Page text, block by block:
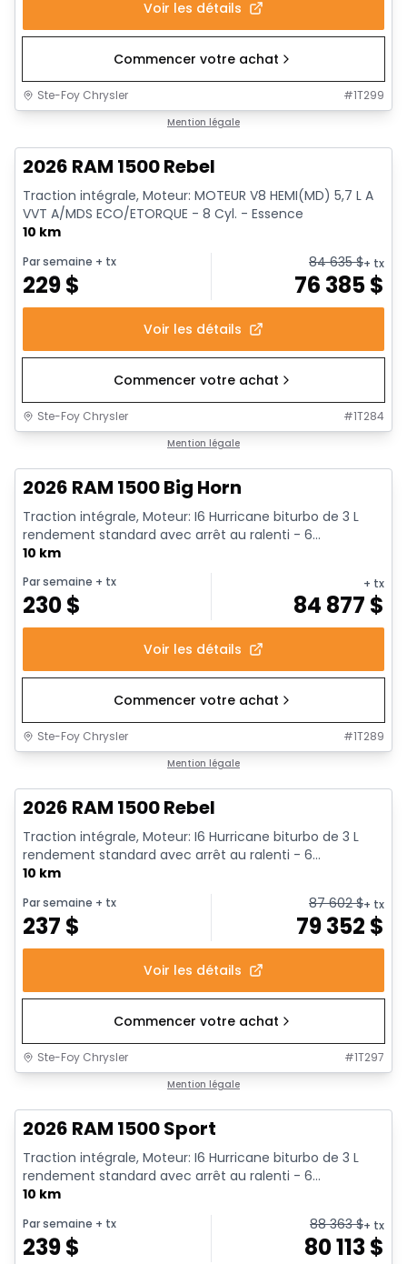
Voir les détails
Commencer votre achat
Ste-Foy Chrysler #1T299
Mention légale
2026 RAM 1500 Rebel
Traction intégrale, Moteur: MOTEUR V8 HEMI(MD) 5,7 L A
VVT A/MDS ECO/ETORQUE - 8 Cyl. - Essence
10 km
Par semaine + tx
229$
84 635$+ tx
76 385$
Voir les détails
Commencer votre achat
Ste-Foy Chrysler #1T284
Mention légale
2026 RAM 1500 Big Horn
Traction intégrale, Moteur: I6 Hurricane biturbo de 3 L
rendement standard avec arrêt au ralenti - 6...
10 km
Par semaine + tx
230$
+ tx
84 877 $
Voir les détails
Commencer votre achat
Ste-Foy Chrysler #1T289
Mention légale
2026 RAM 1500 Rebel
Traction intégrale, Moteur: I6 Hurricane biturbo de 3 L
rendement standard avec arrêt au ralenti - 6...
10 km
Par semaine + tx
237 $
87 602$+ tx
79 352 $
Voir les détails
Commencer votre achat
Ste-Foy Chrysler #1T297
Mention légale
2026 RAM 1500 Sport
Traction intégrale, Moteur: I6 Hurricane biturbo de 3 L
rendement standard avec arrêt au ralenti - 6...
10 km
Par semaine + tx
239$
88 363$+ tx
80 113$